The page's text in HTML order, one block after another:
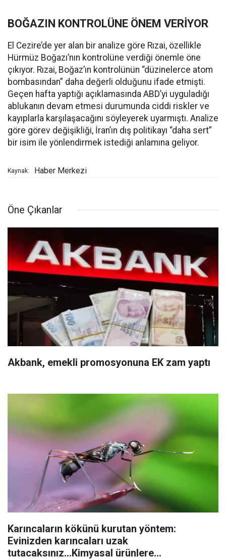
BOĞAZIN KONTROLÜNE ÖNEM VERİYOR
El Cezire’de yer alan bir analize göre Rızai, özellikle
Hürmüz Boğazı’nın kontrolüne verdiği önemle öne
çıkıyor. Rızai, Boğaz’ın kontrolünün “düzinelerce atom
bombasından” daha değerli olduğunu ifade etmişti.
Geçen hafta yaptığı açıklamasında ABD’yi uyguladığı
ablukanın devam etmesi durumunda ciddi riskler ve
kayıplarla karşılaşacağını söyleyerek uyarmıştı. Analize
göre görev değişikliği, İran’ın dış politikayı “daha sert”
bir isim ile yönlendirmek istediği anlamına geliyor.
Kaynak: Haber Merkezi
Öne Çıkanlar
Akbank, emekli promosyonuna EK zam yaptı
Karıncaların kökünü kurutan yöntem:
Evinizden karıncaları uzak
tutacaksınız...Kimyasal ürünlere